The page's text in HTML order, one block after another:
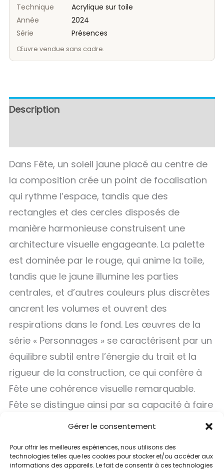
Gérer le consentement
Pour offrir les meilleures expériences, nous utilisons des
technologies telles que les cookies pour stocker et/ou accéder aux
informations des appareils. Le fait de consentir à ces technologies
Technique
Acrylique sur toile
Année
2024
Série
Présences
Œuvre vendue sans cadre.
Description
Dans Fête, un soleil jaune placé au centre de
la composition crée un point de focalisation
qui rythme l’espace, tandis que des
rectangles et des cercles disposés de
manière harmonieuse construisent une
architecture visuelle engageante. La palette
est dominée par le rouge, qui anime la toile,
tandis que le jaune illumine les parties
centrales, et d’autres couleurs plus discrètes
ancrent les volumes et ouvrent des
respirations dans le fond. Les œuvres de la
série « Personnages » se caractérisent par un
équilibre subtil entre l’énergie du trait et la
rigueur de la construction, ce qui confère à
Fête une cohérence visuelle remarquable.
Fête se distingue ainsi par sa capacité à faire
d’un thème classique un espace
les couleurs se transforment en émotions et